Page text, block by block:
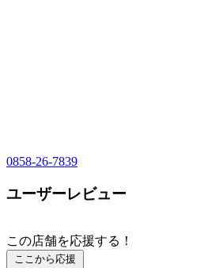
0858-26-7839
ユーザーレビュー
この店舗を応援する！
ここから応援